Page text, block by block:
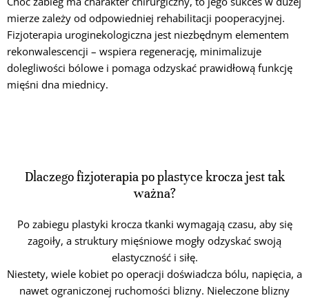
mierze zależy od odpowiedniej rehabilitacji pooperacyjnej.
Fizjoterapia uroginekologiczna jest niezbędnym elementem
rekonwalescencji – wspiera regenerację, minimalizuje
dolegliwości bólowe i pomaga odzyskać prawidłową funkcję
mięśni dna miednicy.
Dlaczego fizjoterapia po plastyce krocza jest tak
ważna?
Po zabiegu plastyki krocza tkanki wymagają czasu, aby się
zagoiły, a struktury mięśniowe mogły odzyskać swoją
elastyczność i siłę.
Niestety, wiele kobiet po operacji doświadcza bólu, napięcia, a
nawet ograniczonej ruchomości blizny. Nieleczone blizny